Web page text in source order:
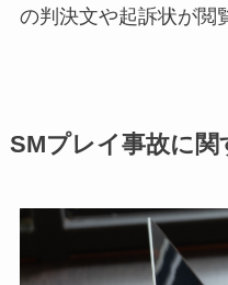
の判決文や起訴状が閲
SMプレイ事故に関